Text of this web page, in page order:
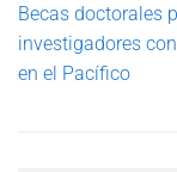
Becas doctorales
investigadores
en el Pacífico